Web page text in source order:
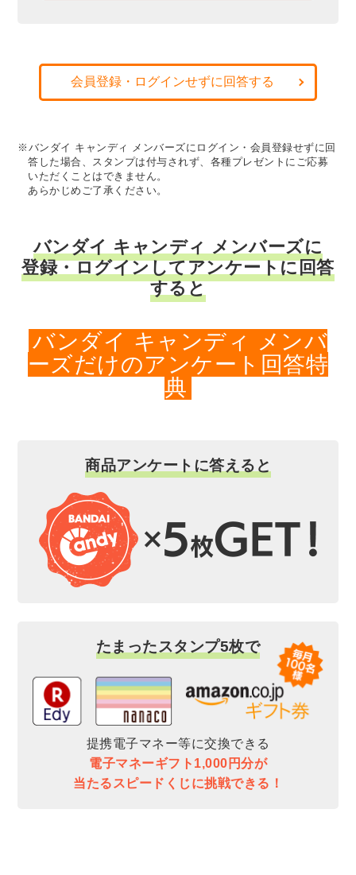
会員登録・ログインせずに回答する
※バンダイ キャンディ メンバーズにログイン・会員登録せずに回
答した場合、スタンプは付与されず、各種プレゼントにご応募
いただくことはできません。
あらかじめご了承ください。
バンダイ キャンディ メンバーズに
登録・ログインしてアンケートに回答
すると
バンダイ キャンディ メンバ
ーズだけのアンケート回答特
典
商品アンケートに答えると
たまったスタンプ5枚で
提携電子マネー等に交換できる
電子マネーギフト1,000円分が
当たるスピードくじに挑戦できる！